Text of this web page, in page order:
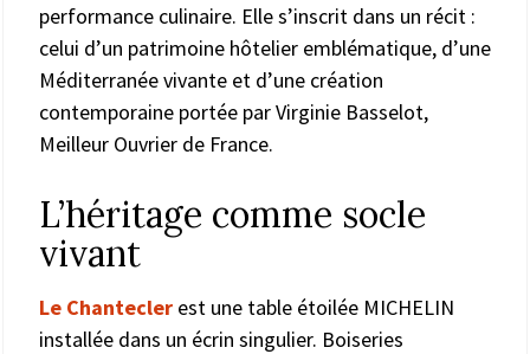
performance culinaire. Elle s’inscrit dans un récit :
celui d’un patrimoine hôtelier emblématique, d’une
Méditerranée vivante et d’une création
contemporaine portée par Virginie Basselot,
Meilleur Ouvrier de France.
L’héritage comme socle
vivant
Le Chantecler est une table étoilée MICHELIN
installée dans un écrin singulier. Boiseries